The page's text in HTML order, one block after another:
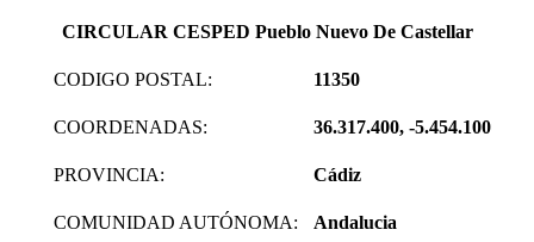
CIRCULAR CESPED Pueblo Nuevo De Castellar
CODIGO POSTAL: 11350
COORDENADAS: 36.317.400, -5.454.100
PROVINCIA: Cádiz
COMUNIDAD AUTÓNOMA: Andalucia